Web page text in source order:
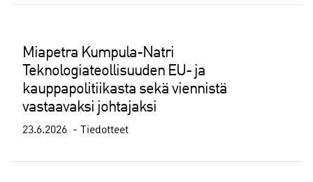
Miapetra Kumpula-Natri
Teknologiateollisuuden EU- ja
kauppapolitiikasta sekä viennistä
vastaavaksi johtajaksi
23.6.2026 Tiedotteet